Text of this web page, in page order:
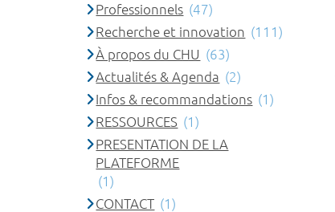
Professionnels (47)
Recherche et innovation (111)
À propos du CHU (63)
Actualités & Agenda (2)
Infos & recommandations (1)
RESSOURCES (1)
PRESENTATION DE LA
PLATEFORME
(1)
CONTACT (1)